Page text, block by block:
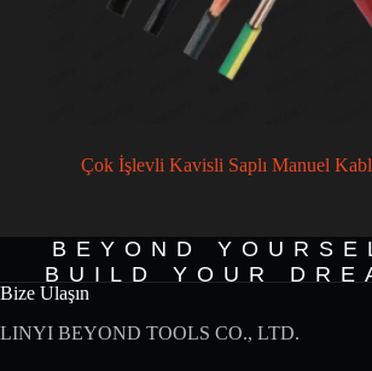
Çok İşlevli Kavisli Saplı Manuel
BEYOND
BUILD YOUR
Bize Ulaşın
LINYI BEYOND TOOLS CO., LTD.